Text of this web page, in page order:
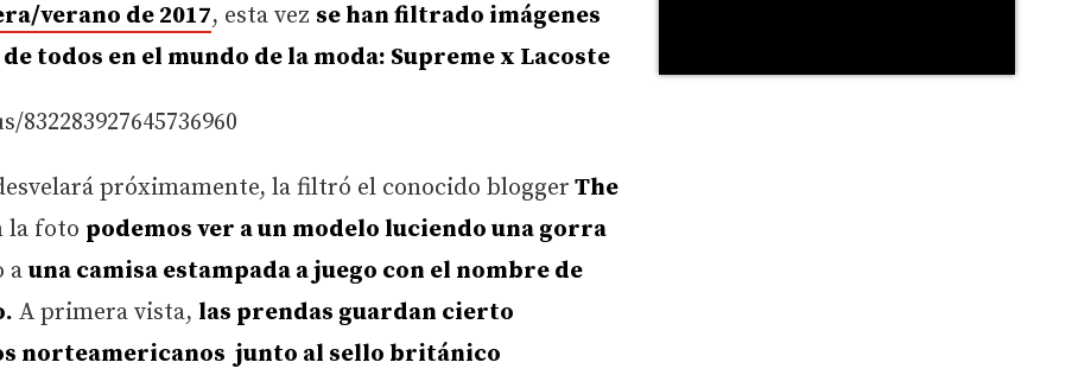
verano de 2017, esta vez se han filtrado imágenes
todos en el mundo de la moda: Supreme x Lacoste
próximamente, la filtró el conocido blogger The
la foto podemos ver a un modelo luciendo una gorra
auna camisa estampada a juego con el nombre de
A primera vista, las prendas guardan cierto
norteamericanos junto al sello británico